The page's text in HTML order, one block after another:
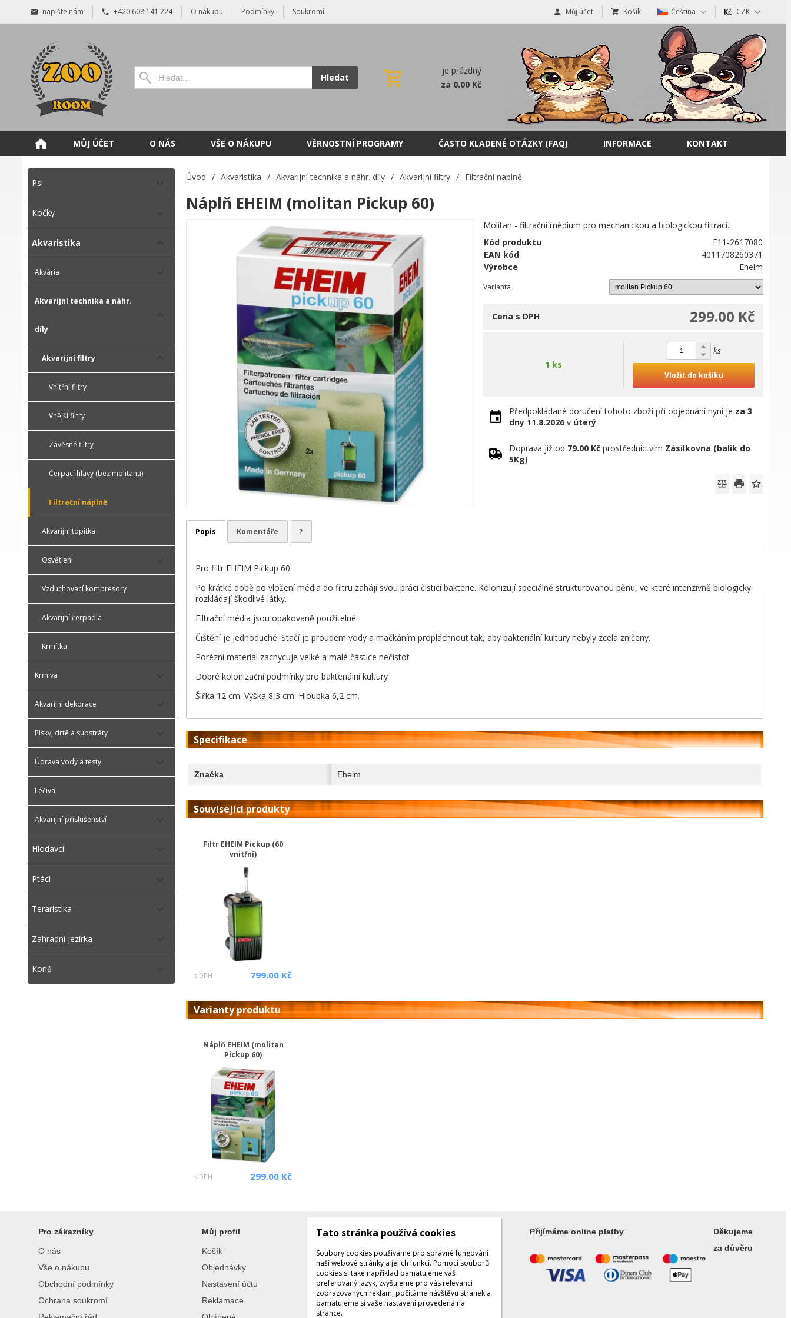
napište nám +420 608 141 224 O nákupu Podmínky Soukromí Můj účet Košík Čeština CZK
Hledat
je prázdný
za 0.00 Kč
MŮJ ÚČET O NÁS VŠE O NÁKUPU VĚRNOSTNÍ PROGRAMY ČASTO KLADENÉ OTÁZKY (FAQ) INFORMACE KONTAKT
Psi
Kočky
Akvaristika
Akvária
Akvarijní technika a náhr.
díly
Akvarijní filtry
Vnitřní filtry
Vnější filtry
Závěsné filtry
Čerpací hlavy (bez molitanu)
Filtrační náplně
Akvarijní topítka
Osvětlení
Vzduchovací kompresory
Akvarijní čerpadla
Krmítka
Krmiva
Akvarijní dekorace
Písky, drtě a substráty
Úprava vody a testy
Léčiva
Akvarijní příslušenství
Hlodavci
Ptáci
Teraristika
Zahradní jezírka
Koně
Úvod / Akvaristika / Akvarijní technika a náhr. díly / Akvarijní filtry / Filtrační náplně
Náplň EHEIM (molitan Pickup 60)
Molitan - filtrační médium pro mechanickou a biologickou filtraci.
Kód produktu
E11-2617080
EAN kód
4011708260371
Výrobce
Eheim
Varianta
299.00 Kč
Cena s DPH
1 ks
ks
Vložit do košíku
Předpokládané doručení tohoto zboží při objednání nyní je za 3
dny 11.8.2026 v úterý
Doprava již od 79.00 Kč prostřednictvím Zásilkovna (balík do
5Kg)
Popis Komentáře ?
Pro filtr EHEIM Pickup 60.
Po krátké době po vložení média do filtru zahájí svou práci čisticí bakterie. Kolonizují speciálně strukturovanou pěnu, ve které intenzivně biologicky
rozkládají škodlivé látky.
Filtrační média jsou opakovaně použitelné.
Čištění je jednoduché. Stačí je proudem vody a mačkáním propláchnout tak, aby bakteriální kultury nebyly zcela zničeny.
Porézní materiál zachycuje velké a malé částice nečistot
Dobré kolonizační podmínky pro bakteriální kultury
Šířka 12 cm. Výška 8,3 cm. Hloubka 6,2 cm.
Specifikace
Značka Eheim
Související produkty
Filtr EHEIM Pickup (60
vnitřní)
s DPH 799.00 Kč
Varianty produktu
Náplň EHEIM (molitan
Pickup 60)
s DPH 299.00 Kč
Pro zákazníky
O nás
Vše o nákupu
Obchodní podmínky
Ochrana soukromí
Můj profil
Košík
Objednávky
Nastavení účtu
Reklamace
Kontakty
Kontaktujte nás
Tel.: +420 608 141 224
Po - Pá: 9:00 - 16:00
Facebook
Přijímáme online platby
Děkujeme
za důvěru
Tato stránka používá cookies
Soubory cookies používáme pro správné fungování
naší webové stránky a jejích funkcí. Pomocí souborů
cookies si také například pamatujeme váš
preferovaný jazyk, zvyšujeme pro vás relevanci
zobrazovaných reklam, počítáme návštěvu stránek a
pamatujeme si vaše nastavení provedená na
stránce.